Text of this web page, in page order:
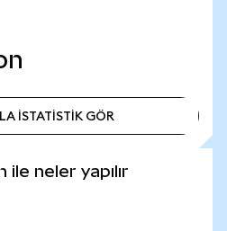
İSTATİSTİK GÖR
neler yapılır